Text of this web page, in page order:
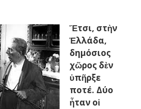
Ἔτσι, στὴν
Ἑλλάδα,
δημόσιος
χῶρος δὲν
ὑπῆρξε
ποτέ. Δύο
ἦταν οἱ